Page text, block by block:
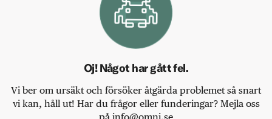
Oj! Något har gått fel.
Vi ber om ursäkt och försöker åtgärda problemet så snart
vi kan, håll ut! Har du frågor eller funderingar? Mejla oss